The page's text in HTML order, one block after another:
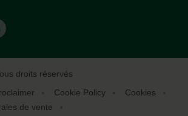
droits réservés
Cookie Policy
Cookies
de vente